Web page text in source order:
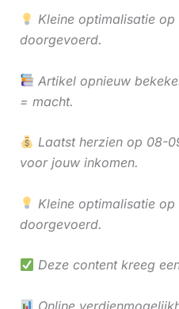
Kleine optimalisatie
doorgevoerd.
Artikel opnieuw
= macht.
Laatst herzien op 08-
voor jouw inkomen.
Kleine optimalisatie
doorgevoerd.
Deze content kreeg
Online